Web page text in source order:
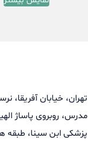
تهران، خیابان آفریقا،
مدرس، روبروی پاساژ
پزشکی ابن سینا،